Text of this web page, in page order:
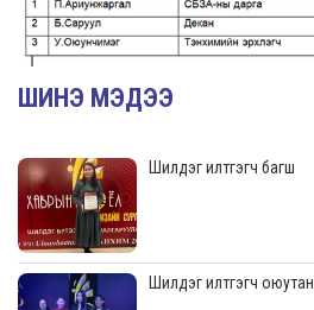
ШИНЭ МЭДЭЭ
Шилдэг илтгэгч багш
Шилдэг илтгэгч оюутан